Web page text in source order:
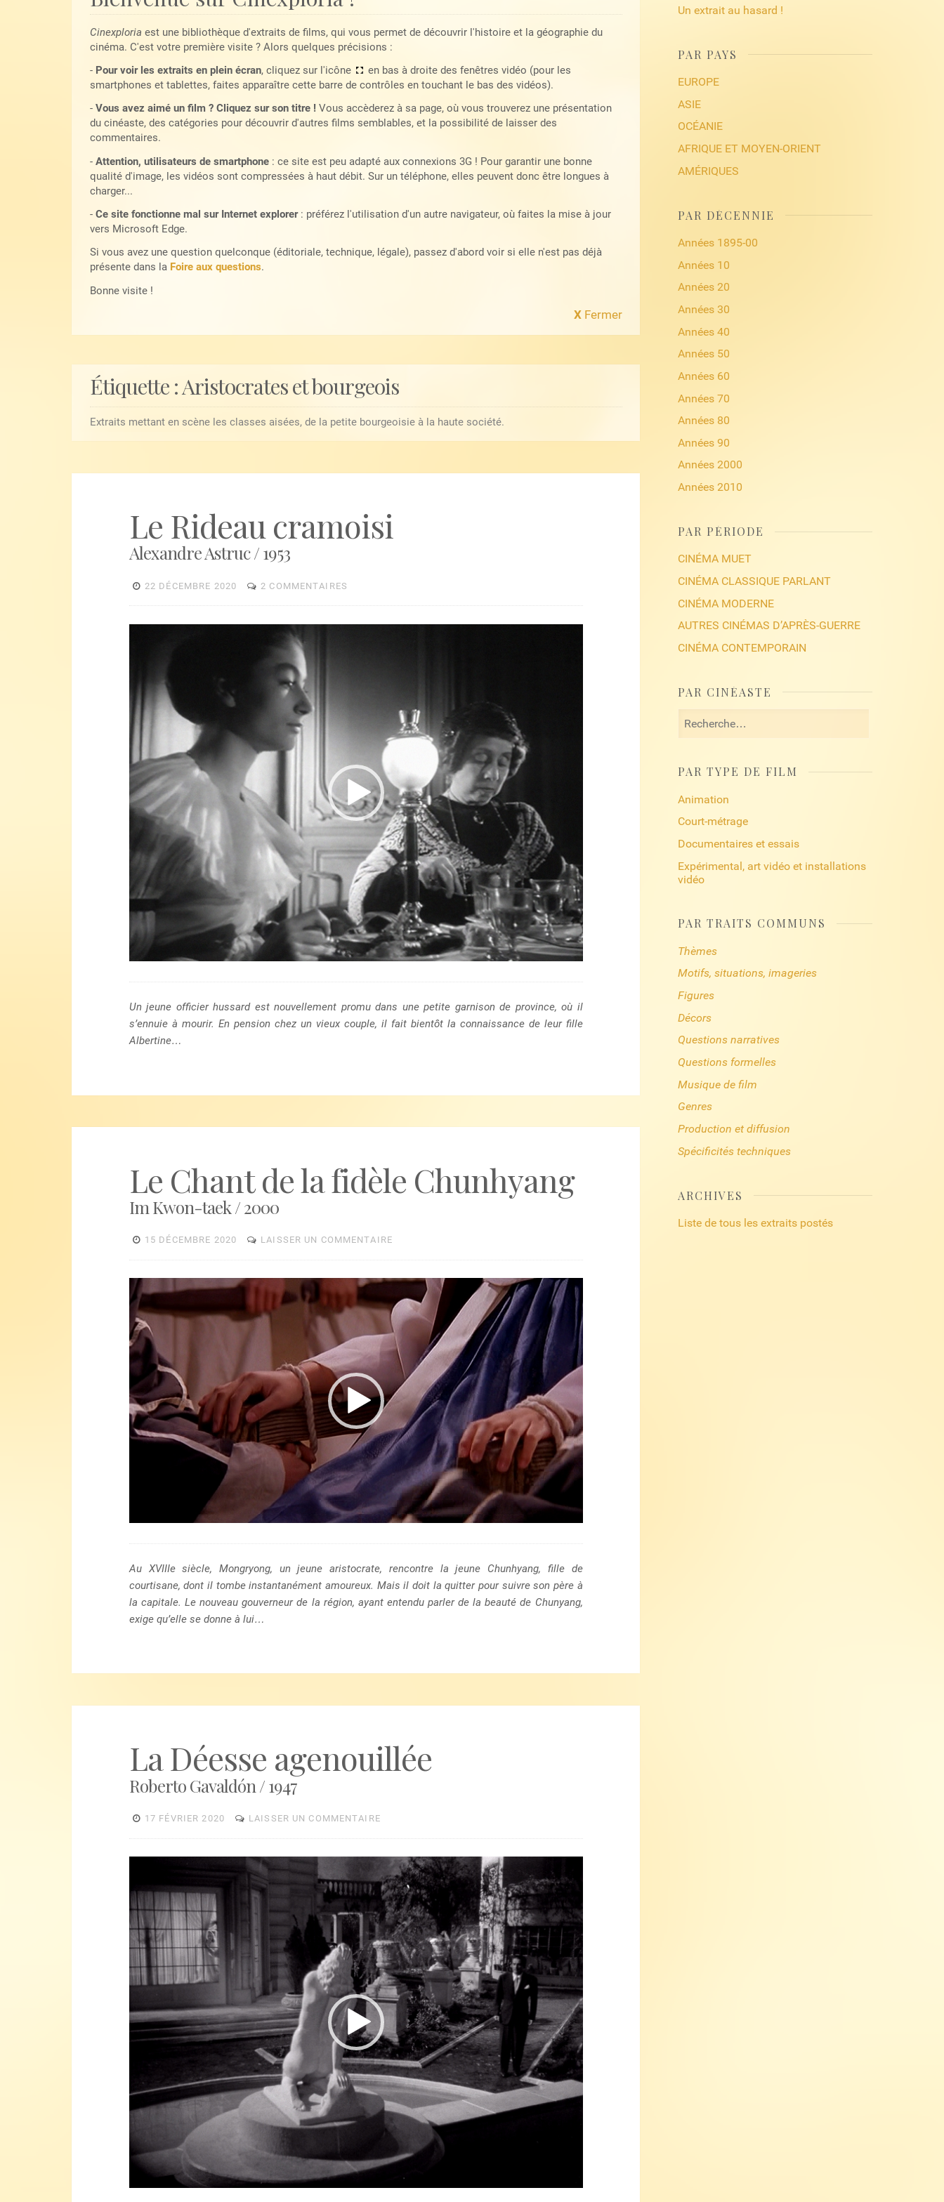
Cinexploria est une bibliothèque d'extraits de films, qui vous permet de découvrir l'histoire et la géographie du
cinéma. C'est votre première visite ? Alors quelques précisions :
- Pour voir les extraits en plein écran, cliquez sur l'icône
en bas à droite des fenêtres vidéo (pour les
smartphones et tablettes, faites apparaître cette barre de contrôles en touchant le bas des vidéos).
- Vous avez aimé un film ? Cliquez sur son titre !Vous accèderez à sa page, où vous trouverez une présentation
du cinéaste, des catégories pour découvrir d'autres films semblables, et la possibilité de laisser des
commentaires.
- Attention, utilisateurs de smartphone : ce site est peu adapté aux connexions 3G ! Pour garantir une bonne
qualité d'image, les vidéos sont compressées à haut débit. Sur un téléphone, elles peuvent donc être longues à
charger...
- Ce site fonctionne mal sur Internet explorer: préférez l'utilisation d'un autre navigateur, où faites la mise à jour
vers Microsoft Edge.
Si vous avez une question quelconque (éditoriale, technique, légale), passez d'abord voir si elle n'est pas déjà
présente dans la Foire aux questions.
Bonne visite !
XFermer
Étiquette :Aristocrates et bourgeois
Extraits mettant en scène les classes aisées, de la petite bourgeoisie à la haute société.
Le Rideau cramoisi
Alexandre Astruc / 1953
22 DÉCEMBRE 2020 2 COMMENTAIRES
Un jeune officier hussard est nouvellement promu dans une petite garnison de province, où il
s’ennuie à mourir. En pension chez un vieux couple, il fait bientôt la connaissance de leur fille
Albertine…
Le Chant de la fidèle Chunhyang
Im Kwon-taek / 2000
15 DÉCEMBRE 2020 LAISSER UN COMMENTAIRE
Lecteur
vidéo
Au XVIIIe siècle, Mongryong, un jeune aristocrate, rencontre la jeune Chunhyang, fille de
courtisane, dont il tombe instantanément amoureux. Mais il doit la quitter pour suivre son père à
la capitale. Le nouveau gouverneur de la région, ayant entendu parler de la beauté de Chunyang,
exige qu’elle se donne à lui…
La Déesse agenouillée
Roberto Gavaldón / 1947
17 FÉVRIER 2020 LAISSER UN COMMENTAIRE
Un extrait au hasard !
PAR PAYS
EUROPE
ASIE
OCÉANIE
AFRIQUE ET MOYEN-ORIENT
AMÉRIQUES
PAR DÉCENNIE
Années 1895-00
Années 10
Années 20
Années 30
Années 40
Années 50
Années 60
Années 70
Années 80
Années 90
Années 2000
Années 2010
PAR PÉRIODE
CINÉMA MUET
CINÉMA CLASSIQUE PARLANT
CINÉMA MODERNE
AUTRES CINÉMAS D’APRÈS-GUERRE
CINÉMA CONTEMPORAIN
PAR CINÉASTE
PAR TYPE DE FILM
Animation
Court-métrage
Documentaires et essais
Expérimental, art vidéo et installations
vidéo
PAR TRAITS COMMUNS
Thèmes
Motifs, situations, imageries
Figures
Décors
Questions narratives
Questions formelles
Musique de film
Genres
Production et diffusion
Spécificités techniques
ARCHIVES
Liste de tous les extraits postés